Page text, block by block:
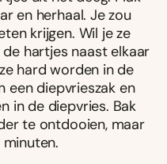
en herhaal. Je zou
krijgen. Wil je ze
hartjes naast elkaar
hard worden in de
een diepvrieszak en
in de diepvries. Bak
te ontdooien, maar